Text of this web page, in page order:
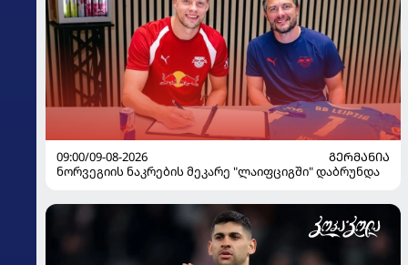
09:00/09-08-2026
ᲒᲔᲠᲛᲐᲜᲘᲐ
ნორვეგიის ნაკრების მეკარე "ლაიფციგში" დაბრუნდა